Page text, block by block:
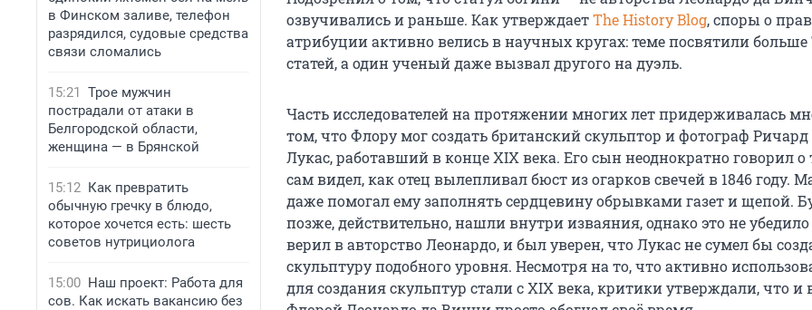
в Финском заливе, телефон
разрядился, судовые средства
связи сломались
15:21 Трое мужчин
пострадали от атаки в
Белгородской области,
женщина — в Брянской
15:12 Как превратить
обычную гречку в блюдо,
которое хочется есть: шесть
советов нутрициолога
15:00 Наш проект: Работа для
сов. Как искать вакансию без
озвучивались и раньше. Как утверждаетThe History Blog, споры о
атрибуции активно велись в научных кругах: теме посвятили больше
статей, а один ученый даже вызвал другого на дуэль.
Часть исследователей на протяжении многих лет придерживалась
том, что Флору мог создать британский скульптор и фотограф
Лукас, работавший в конце XIX века. Его сын неоднократно говорил о
сам видел, как отец вылепливал бюст из огарков свечей в 1846 году.
даже помогал ему заполнять сердцевину обрывками газет и щепой.
позже, действительно, нашли внутри изваяния, однако это не убедило
верил в авторство Леонардо, и был уверен, что Лукас не сумел бы
скульптуру подобного уровня. Несмотря на то, что активно
для создания скульптур стали с XIX века, критики утверждали, что и